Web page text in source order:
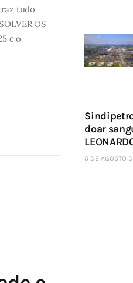
tudo
OS
e o
doar
5 DE AGOSTO